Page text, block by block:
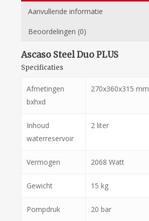
Aanvullende informatie
Beoordelingen (0)
Ascaso Steel Duo PLUS
Specificaties
Afmetingen
bxhxd
270x360x315 mm
Inhoud
waterreservoir
2 liter
Vermogen 2068 Watt
Gewicht 15 kg
Pompdruk 20 bar